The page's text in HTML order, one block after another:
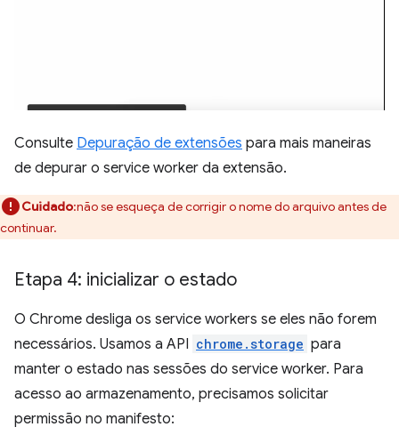
Consulte Depuração de extensões para mais maneiras
de depurar o service worker da extensão.
Cuidado:não se esqueça de corrigir o nome do arquivo antes de
continuar.
Etapa 4: inicializar o estado
O Chrome desliga os service workers se eles não forem
necessários. Usamos a API chrome.storage para
manter o estado nas sessões do service worker. Para
acesso ao armazenamento, precisamos solicitar
permissão no manifesto: